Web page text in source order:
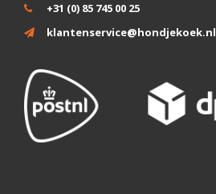
+31 (0) 85 745 00 25
klantenservice@hondjekoek.nl